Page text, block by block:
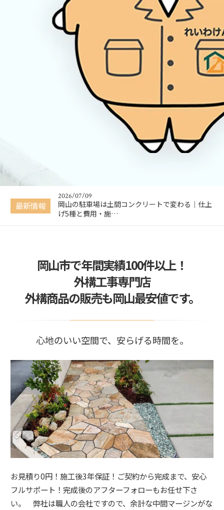
最新情報
【掲載のお知らせ】KidsDo2月号に掲載されまし
2026/07/09
岡山の駐車場は土間コンクリートで変わる｜仕上
げ5種と費用・施…
2026/04/02
【春限定】ウッドデッキプレゼントキャンペーン
開催中
2026/02/09
【掲載のお知らせ】KidsDo2月号に掲載されまし
た
2026/07/10
かる！かんたん…
岡山市で年間実績100件以上！
外構工事専門店
外構商品の販売も岡山最安値です。
心地のいい空間で、安らげる時間を。
お見積り0円！施工後3年保証！ご契約から完成まで、安心
フルサポート！完成後のアフターフォローもお任せ下さ
い。 弊社は職人の会社ですので、余計な中間マージンがな